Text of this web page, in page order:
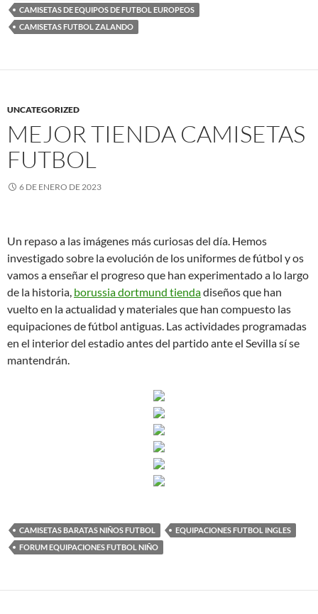
CAMISETAS DE EQUIPOS DE FUTBOL EUROPEOS
CAMISETAS FUTBOL ZALANDO
UNCATEGORIZED
MEJOR TIENDA CAMISETAS
FUTBOL
6 DE ENERO DE 2023
Un repaso a las imágenes más curiosas del día. Hemos
investigado sobre la evolución de los uniformes de fútbol y os
vamos a enseñar el progreso que han experimentado a lo largo
de la historia, borussia dortmund tiendadiseños que han
vuelto en la actualidad y materiales que han compuesto las
equipaciones de fútbol antiguas. Las actividades programadas
en el interior del estadio antes del partido ante el Sevilla sí se
mantendrán.
CAMISETAS BARATAS NIÑOS FUTBOL
EQUIPACIONES FUTBOL INGLES
FORUM EQUIPACIONES FUTBOL NIÑO